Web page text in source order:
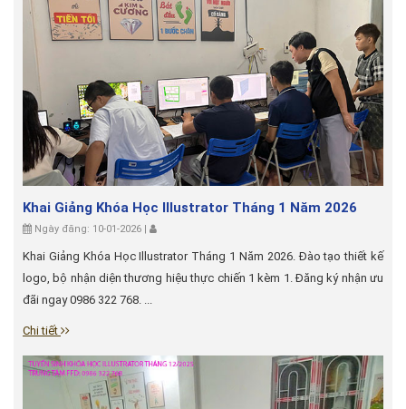
Khai Giảng Khóa Học Illustrator Tháng 1 Năm 2026
Ngày đăng: 10-01-2026 |
Khai Giảng Khóa Học Illustrator Tháng 1 Năm 2026. Đào tạo thiết kế
logo, bộ nhận diện thương hiệu thực chiến 1 kèm 1. Đăng ký nhận ưu
đãi ngay 0986 322 768. ...
Chi tiết